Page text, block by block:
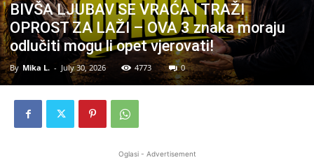
BIVŠA LJUBAV SE VRAĆA I TRAŽI
OPROST ZA LAŽI – OVA 3 znaka moraju
odlučiti mogu li opet vjerovati!
By Mika L. - July 30, 2026 4773 0
Oglasi - Advertisement